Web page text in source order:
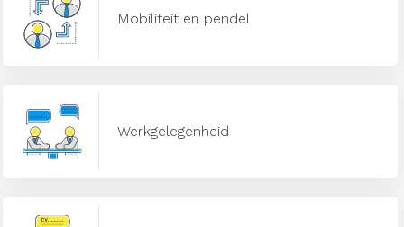
Mobiliteit en pendel
Werkgelegenheid